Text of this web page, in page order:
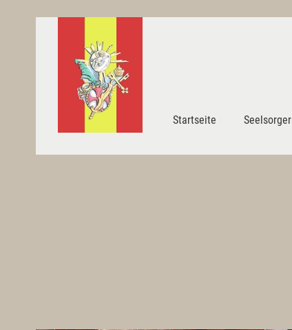
Startseite Seelsorger